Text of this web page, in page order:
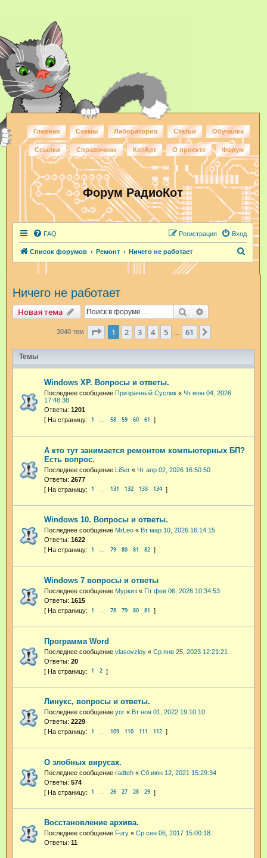
Главная Схемы Лаборатория Статьи Обучалка
Ссылки Справочник КотАрт О проекте Форум
Форум РадиоКот
FAQ Вход
Регистрация
Список форумов Ремонт Ничего не работает
Ничего не работает
Новая тема Поиск
3040 тем Страница из 61
1 2 3 4 5 61
Темы
Windows XP. Вопросы и ответы.
Последнее сообщение Призрачный Суслик « Чт июн 04, 2026
17:48:38
Ответы: 1201
1 … 58 59 60 61
А кто тут занимается ремонтом компьютерных БП?
Есть вопрос.
Последнее сообщение LiSer « Чт апр 02, 2026 16:50:50
Ответы: 2677
1 131 132 133 134
Windows 10. Вопросы и ответы.
Последнее сообщение MrLeo « Вт мар 10, 2026 16:14:15
Ответы: 1622
1 … 79 80 81 82
Windows 7 вопросы и ответы
Последнее сообщение Муркиз « Пт фев 06, 2026 10:34:53
Ответы: 1615
1 … 78 79 80 81
Программа Word
Последнее сообщение vlasovzloy « Ср янв 25, 2023 12:21:21
Ответы: 20
1 2
Линукс, вопросы и ответы.
Последнее сообщение yor « Вт ноя 01, 2022 19:10:10
Ответы: 2229
1 … 109 110 111 112
О злобных вирусах.
Последнее сообщение radteh « Сб июн 12, 2021 15:29:34
Ответы: 574
1 26 27 28 29
Восстановление архива.
Последнее сообщение Fury « Ср сен 06, 2017 15:00:18
Ответы: 11